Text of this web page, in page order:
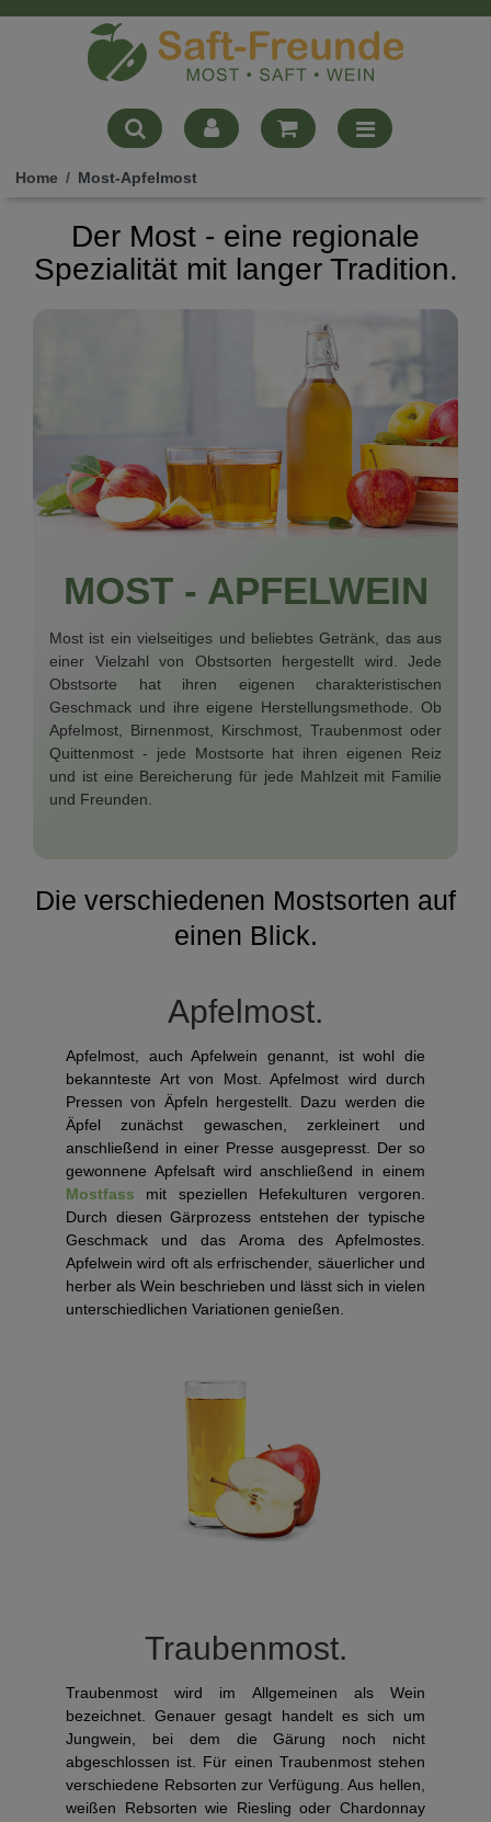
Home Most-Apfelmost
Der Most - eine regionale
Spezialität mit langer Tradition.
MOST - APFELWEIN
Most ist ein vielseitiges und beliebtes Getränk, das aus
einer Vielzahl von Obstsorten hergestellt wird. Jede
Obstsorte hat ihren eigenen charakteristischen
Geschmack und ihre eigene Herstellungsmethode. Ob
Apfelmost, Birnenmost, Kirschmost, Traubenmost oder
Quittenmost - jede Mostsorte hat ihren eigenen Reiz
und ist eine Bereicherung für jede Mahlzeit mit Familie
und Freunden.
Die verschiedenen Mostsorten auf
einen Blick.
Apfelmost.
Apfelmost, auch Apfelwein genannt, ist wohl die
bekannteste Art von Most. Apfelmost wird durch
Pressen von Äpfeln hergestellt. Dazu werden die
Äpfel zunächst gewaschen, zerkleinert und
anschließend in einer Presse ausgepresst. Der so
gewonnene Apfelsaft wird anschließend in einem
Mostfass mit speziellen Hefekulturen vergoren.
Durch diesen Gärprozess entstehen der typische
Geschmack und das Aroma des Apfelmostes.
Apfelwein wird oft als erfrischender, säuerlicher und
herber als Wein beschrieben und lässt sich in vielen
unterschiedlichen Variationen genießen.
Traubenmost.
Traubenmost wird im Allgemeinen als Wein
bezeichnet. Genauer gesagt handelt es sich um
Jungwein, bei dem die Gärung noch nicht
abgeschlossen ist. Für einen Traubenmost stehen
verschiedene Rebsorten zur Verfügung. Aus hellen,
weißen Rebsorten wie Riesling oder Chardonnay